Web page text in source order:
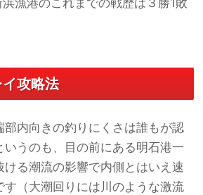
攻略法
部内向きの釣りにくさは誰もが認
いうのも、目の前にある明石港一
る潮流の影響で内側とはいえ速
す（大潮回りには川のような激流